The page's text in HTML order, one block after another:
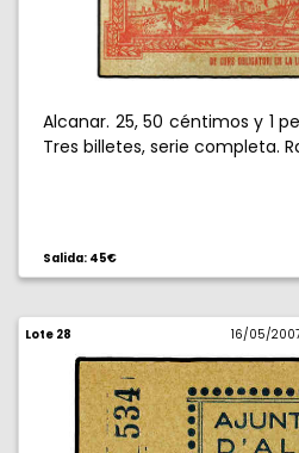
Alcanar. 25, 50 céntimos y 1
Tres billetes, serie completa.
Salida: 45€
Lote 28 16/05/